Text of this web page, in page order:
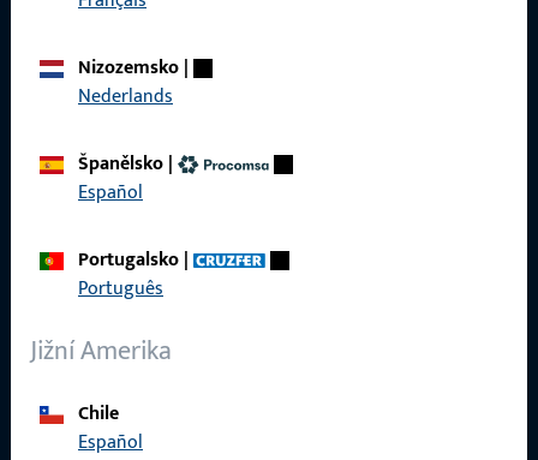
Nizozemsko|
Nederlands
Španělsko|
Español
Portugalsko|
Português
Jižní Amerika
Chile
Español